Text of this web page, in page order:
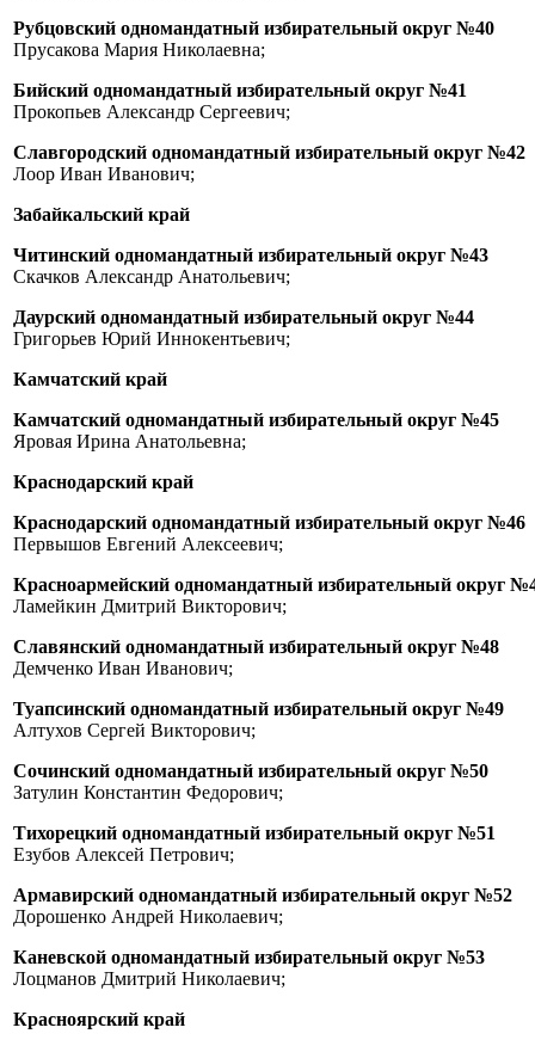
Рубцовский одномандатный избирательный округ №40
Прусакова Мария Николаевна;
Бийский одномандатный избирательный округ №41
Прокопьев Александр Сергеевич;
Славгородский одномандатный избирательный округ №42
Лоор Иван Иванович;
Забайкальский край
Читинский одномандатный избирательный округ №43
Скачков Александр Анатольевич;
Даурский одномандатный избирательный округ №44
Григорьев Юрий Иннокентьевич;
Камчатский край
Камчатский одномандатный избирательный округ №45
Яровая Ирина Анатольевна;
Краснодарский край
Краснодарский одномандатный избирательный округ №46
Первышов Евгений Алексеевич;
Красноармейский одномандатный избирательный округ
Ламейкин Дмитрий Викторович;
Славянский одномандатный избирательный округ №48
Демченко Иван Иванович;
Туапсинский одномандатный избирательный округ №49
Алтухов Сергей Викторович;
Сочинский одномандатный избирательный округ №50
Затулин Константин Федорович;
Тихорецкий одномандатный избирательный округ №51
Езубов Алексей Петрович;
Армавирский одномандатный избирательный округ №52
Дорошенко Андрей Николаевич;
Каневской одномандатный избирательный округ №53
Лоцманов Дмитрий Николаевич;
Красноярский край